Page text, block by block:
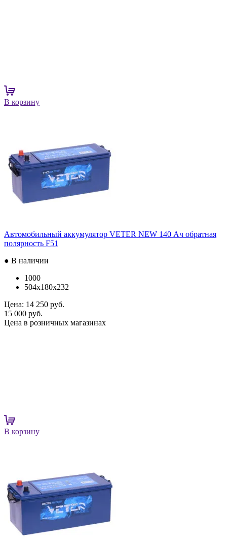
В корзину
Автомобильный аккумулятор VETER NEW 140 Ач обратная
полярность F51
● В наличии
1000
504x180x232
Цена: 14 250 руб.
15 000 руб.
Цена в розничных магазинах
В корзину